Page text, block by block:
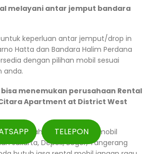
melayani antar jemput bandara
keperluan antar jemput/drop in
Hatta dan Bandara Halim Perdana
dengan pilihan mobil sesuai
anda.
menemukan perusahaan Rental
Apartment at District West
perusahaan persewaan mobil
Jakarta, Depok, Bogor, Tangerang
TELEPON